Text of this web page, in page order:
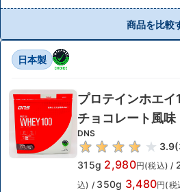
商品を比較
日本製
プロテインホエ
チョコレート風味
DNS
3.9(
315g 2,980円(税込) /
込) / 350g 3,480円(税